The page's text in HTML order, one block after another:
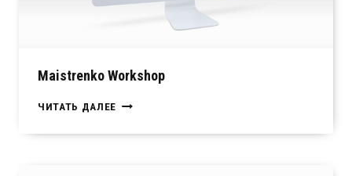
Maistrenko Workshop
ЧИТАТЬ ДАЛЕЕ MAISTRENKO